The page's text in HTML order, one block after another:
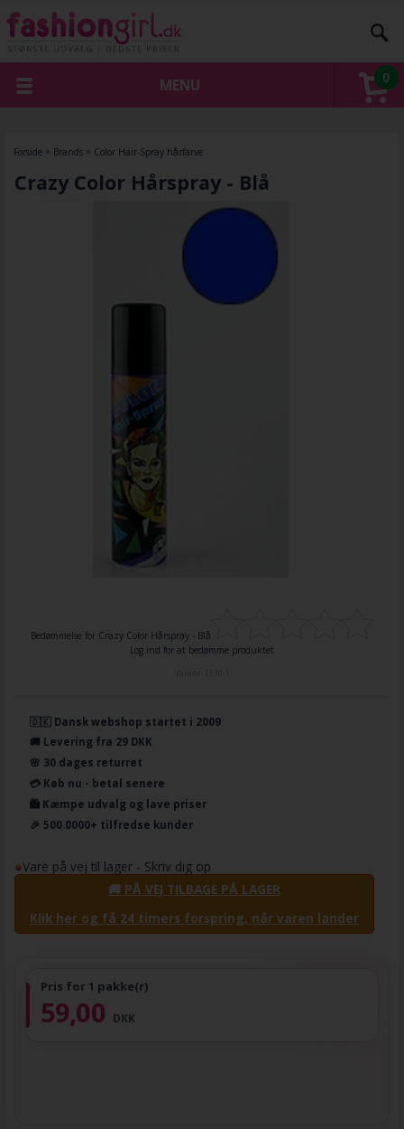
0
MENU
Forside » Brands» Color Hair-Spray hårfarve
Crazy Color Hårspray - Blå
Bedømmelse for Crazy Color Hårspray - Blå
Log ind for at bedømme produktet
🇩🇰 Dansk webshop startet i 2009
🚚 Levering fra 29 DKK
🌸 30 dages returret
💳 Køb nu - betal senere
🛍️ Kæmpe udvalg og lave priser
🎉 500.0000+ tilfredse kunder
Vare på vej til lager - Skriv dig op
🚚 PÅ VEJ TILBAGE PÅ LAGER
Klik her og få 24 timers forspring, når varen lander
Pris for 1 pakke(r)
59,00 DKK